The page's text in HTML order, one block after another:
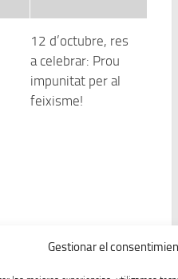
Gestionar el
12 d’octubre, res
a celebrar: Prou
impunitat per al
feixisme!